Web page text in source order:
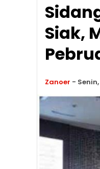
Siak,
Zanoer -